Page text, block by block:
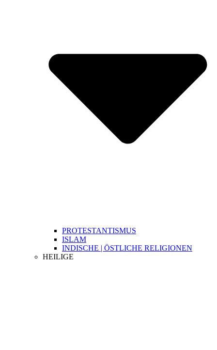
PROTESTANTISMUS
ISLAM
INDISCHE | ÖSTLICHE RELIGIONEN
HEILIGE